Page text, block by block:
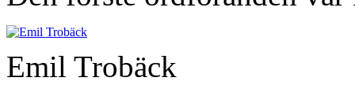
Emil Trobäck